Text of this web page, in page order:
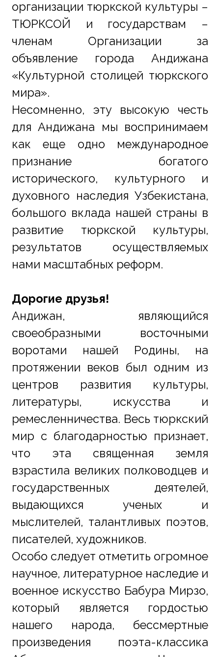
организации тюркской культуры –
ТЮРКСОЙ и государствам –
членам Организации за
объявление города Андижана
«Культурной столицей тюркского
мира».
Несомненно, эту высокую честь
для Андижана мы воспринимаем
как еще одно международное
признание богатого
исторического, культурного и
духовного наследия Узбекистана,
большого вклада нашей страны в
развитие тюркской культуры,
результатов осуществляемых
нами масштабных реформ.
Дорогие друзья!
Андижан, являющийся
своеобразными восточными
воротами нашей Родины, на
протяжении веков был одним из
центров развития культуры,
литературы, искусства и
ремесленничества. Весь тюркский
мир с благодарностью признает,
что эта священная земля
взрастила великих полководцев и
государственных деятелей,
выдающихся ученых и
мыслителей, талантливых поэтов,
писателей, художников.
Особо следует отметить огромное
научное, литературное наследие и
военное искусство Бабура Мирзо,
который является гордостью
нашего народа, бессмертные
произведения поэта-классика